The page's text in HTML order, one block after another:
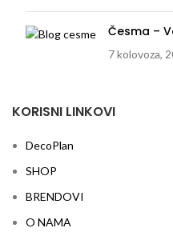
Česma –
7 kolovoza,
KORISNI LINKOVI
DecoPlan
SHOP
BRENDOVI
O NAMA